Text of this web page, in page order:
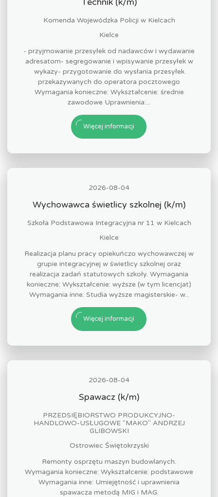
Komenda Wojewódzka Policji w Kielcach
Kielce
- przyjmowanie przesyłek od nadawców i wydawanie
adresatom- segregowanie i wpisywanie przesyłek w
wykazy- przygotowanie do wysłania przesyłek
przekazywanych do operatora pocztowego
Wymagania konieczne: Wykształcenie: średnie
zawodowe Uprawnienia:...
Więcej informacji
2026-08-04
Wychowawca świetlicy szkolnej (k/m)
Szkoła Podstawowa Integracyjna nr 11 w Kielcach
Kielce
Realizacja planu pracy opiekuńczo wychowawczej w
grupie integracyjnej w świetlicy szkolnej oraz
realizacja zadań statutowych szkoły. Wymagania
konieczne: Wykształcenie: wyższe (w tym licencjat)
Wymagania inne: Studia wyższe magisterskie- w...
Więcej informacji
2026-08-04
Spawacz (k/m)
PRZEDSIĘBIORSTWO PRODUKCYJNO-
HANDLOWO-USŁUGOWE "MAKO" ANDRZEJ
GLIBOWSKI
Ostrowiec Świętokrzyski
Remonty osprzętu maszyn budowlanych.
Wymagania konieczne: Wykształcenie: podstawowe
Wymagania inne: Umiejętność i uprawnienia
spawacza metodą MIG i MAG.